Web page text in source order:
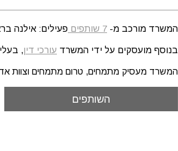
המשרד מורכב מ- 7 שותפים פעילים: אילנה
בנוסף מועסקים על ידי המשרד עורכי דין,
המשרד מעסיק מתמחים, טרום מתמחים וצוות
השותפים